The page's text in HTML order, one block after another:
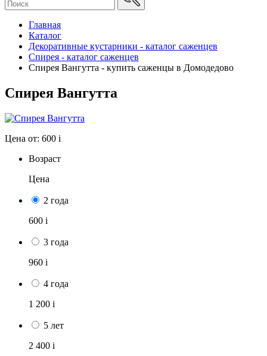
Главная
Каталог
Декоративные кустарники - каталог саженцев
Спирея - каталог саженцев
Спирея Вангутта - купить саженцы в Домодедово
Спирея Вангутта
Цена от: 600 i
Возраст
Цена
2 года
600 i
3 года
960 i
4 года
1 200 i
5 лет
2 400 i